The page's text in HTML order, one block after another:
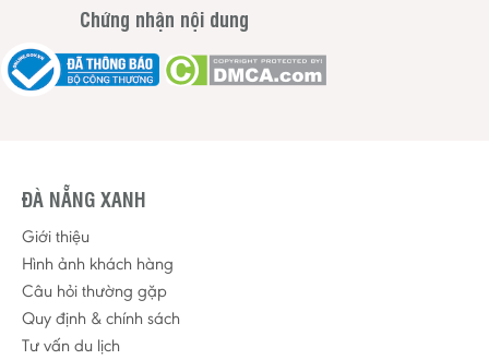
Chứng nhận nội dung
ĐÀ NẴNG XANH
Giới thiệu
Hình ảnh khách hàng
Câu hỏi thường gặp
Quy định & chính sách
Tư vấn du lịch